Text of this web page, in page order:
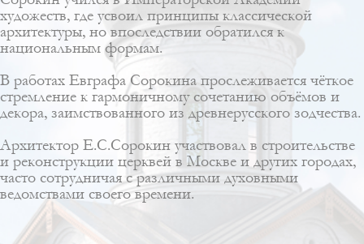
художеств, где усвоил принципы классической
архитектуры, но впоследствии обратился к
национальным формам.
В работах Евграфа Сорокина прослеживается чёткое
стремление к гармоничному сочетанию объёмов и
декора, заимствованного из древнерусского зодчества.
Архитектор Е.С.Сорокин участвовал в строительстве
и реконструкции церквей в Москве и других городах,
часто сотрудничая с различными духовными
ведомствами своего времени.